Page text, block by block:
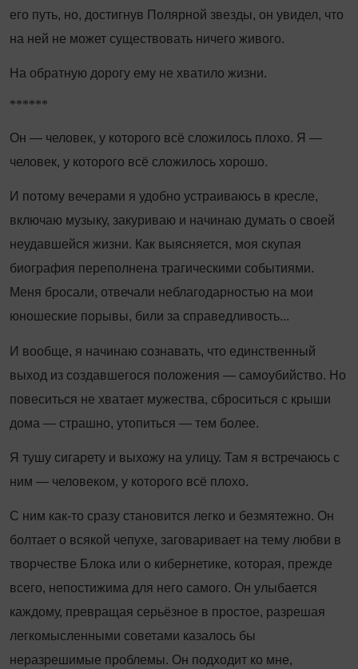
его путь, но, достигнув Полярной звезды, он увидел, что
на ней не может существовать ничего живого.
На обратную дорогу ему не хватило жизни.
******
Он — человек, у которого всё сложилось плохо. Я —
человек, у которого всё сложилось хорошо.
И потому вечерами я удобно устраиваюсь в кресле,
включаю музыку, закуриваю и начинаю думать о своей
неудавшейся жизни. Как выясняется, моя скупая
биография переполнена трагическими событиями.
Меня бросали, отвечали неблагодарностью на мои
юношеские порывы, били за справедливость...
И вообще, я начинаю сознавать, что единственный
выход из создавшегося положения — самоубийство. Но
повеситься не хватает мужества, сброситься с крыши
дома — страшно, утопиться — тем более.
Я тушу сигарету и выхожу на улицу. Там я встречаюсь с
ним — человеком, у которого всё плохо.
С ним как-то сразу становится легко и безмятежно. Он
болтает о всякой чепухе, заговаривает на тему любви в
творчестве Блока или о кибернетике, которая, прежде
всего, непостижима для него самого. Он улыбается
каждому, превращая серьёзное в простое, разрешая
легкомысленными советами казалось бы
неразрешимые проблемы. Он подходит ко мне,